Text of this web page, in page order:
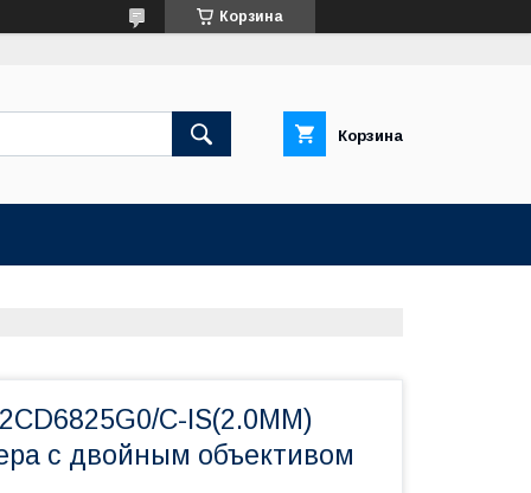
Корзина
Корзина
C-IS(2.0MM)
с двойным объективом